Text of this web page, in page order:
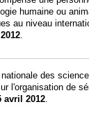
humaine ou
au niveau
.
des
l'organisation de
avril 2012.